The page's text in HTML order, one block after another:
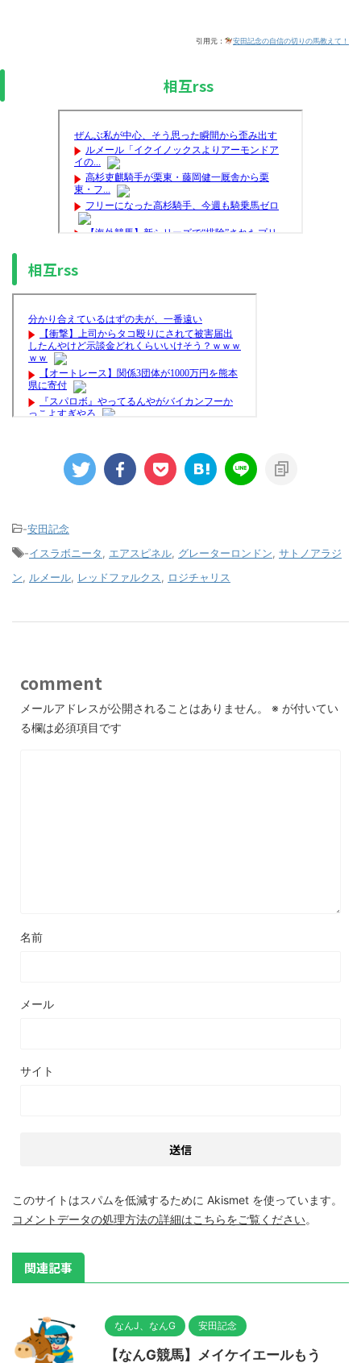
引用元： 安田記念の自信の切りの馬教えて！
相互rss
相互rss
-安田記念
-イスラボニータ エアスピネル グレーターロンドン サトノアラジ
ン
ルメール レッドファルクス ロジチャリス
comment
メールアドレスが公開されることはありません。 ※ が付いてい
る欄は必須項目です
名前
メール
サイト
このサイトはスパムを低減するために Akismet を使っています。
コメントデータの処理方法の詳細はこちらをご覧ください。
関連記事
なんJ、なんG 安田記念
【なんG競馬】メイケイエールもう